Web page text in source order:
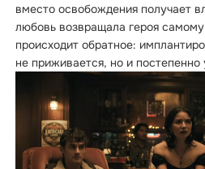
вместо освобождения получает
любовь возвращала героя
происходит обратное:
не приживается, но и постепенно